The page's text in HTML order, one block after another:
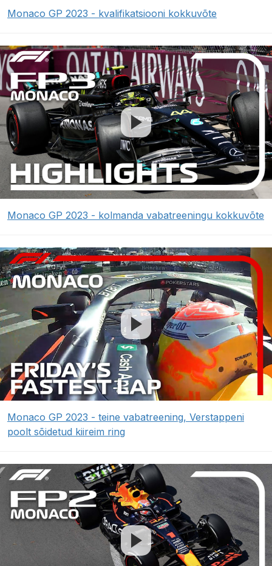
Monaco GP 2023 - kvalifikatsiooni kokkuvõte
Monaco GP 2023 - kolmanda vabatreeningu kokkuvõte
Monaco GP 2023 - teine vabatreening, Verstappeni
poolt sõidetud kiireim ring